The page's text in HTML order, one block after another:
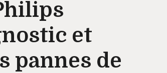
et
pannes de